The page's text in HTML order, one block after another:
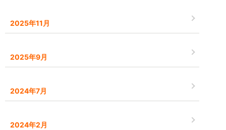
2025年11月
2025年9月
2024年7月
2024年2月